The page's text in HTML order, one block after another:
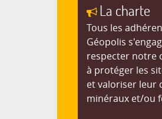
La charte
Tous les
Géopolis
respecter notre
à protéger les
et valoriser leur
minéraux et/ou